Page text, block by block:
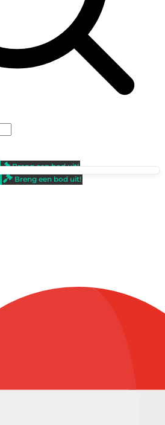
Breng een bod uit!
Breng een bod uit!